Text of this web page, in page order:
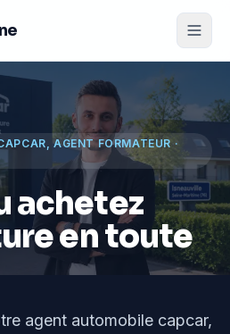
AGENT FORMATEUR ·
achetez
en toute
agent automobile capcar,